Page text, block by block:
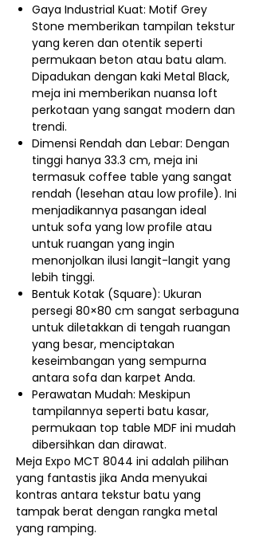
Gaya Industrial Kuat: Motif Grey
Stone memberikan tampilan tekstur
yang keren dan otentik seperti
permukaan beton atau batu alam.
Dipadukan dengan kaki Metal Black,
meja ini memberikan nuansa loft
perkotaan yang sangat modern dan
trendi.
Dimensi Rendah dan Lebar: Dengan
tinggi hanya 33.3 cm, meja ini
termasuk coffee table yang sangat
rendah (lesehan atau low profile). Ini
menjadikannya pasangan ideal
untuk sofa yang low profile atau
untuk ruangan yang ingin
menonjolkan ilusi langit-langit yang
lebih tinggi.
Bentuk Kotak (Square): Ukuran
persegi 80×80 cm sangat serbaguna
untuk diletakkan di tengah ruangan
yang besar, menciptakan
keseimbangan yang sempurna
antara sofa dan karpet Anda.
Perawatan Mudah: Meskipun
tampilannya seperti batu kasar,
permukaan top table MDF ini mudah
dibersihkan dan dirawat.
Meja Expo MCT 8044 ini adalah pilihan
yang fantastis jika Anda menyukai
kontras antara tekstur batu yang
tampak berat dengan rangka metal
yang ramping.